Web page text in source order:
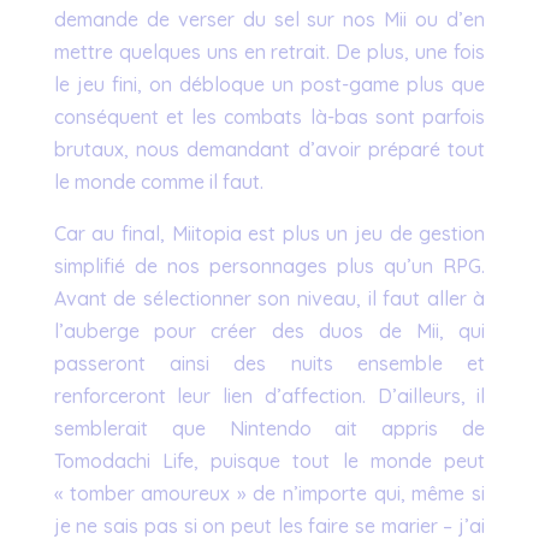
demande de verser du sel sur nos Mii ou d’en
mettre quelques uns en retrait. De plus, une fois
le jeu fini, on débloque un post-game plus que
conséquent et les combats là-bas sont parfois
brutaux, nous demandant d’avoir préparé tout
le monde comme il faut.
Car au final, Miitopia est plus un jeu de gestion
simplifié de nos personnages plus qu’un RPG.
Avant de sélectionner son niveau, il faut aller à
l’auberge pour créer des duos de Mii, qui
passeront ainsi des nuits ensemble et
renforceront leur lien d’affection. D’ailleurs, il
semblerait que Nintendo ait appris de
Tomodachi Life, puisque tout le monde peut
« tomber amoureux » de n’importe qui, même si
je ne sais pas si on peut les faire se marier – j’ai